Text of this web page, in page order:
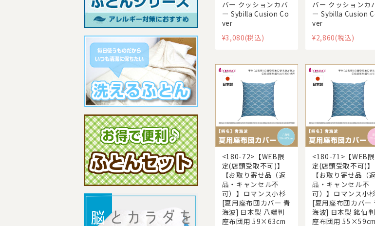
バー クッションカバ
ー Sybilla Cusion Co
ver
¥3,080(税込)
バー クッションカ
ー Sybilla Cusion
ver
¥2,860(税込)
<180-72>【WEB限
定(店頭受取不可)】
【お取り寄せ品（返
品・キャンセル不
可）】ロマンス小杉
[夏用座布団カバー 青
海波] 日本製 八端判
座布団用 59×63cm
<180-71>【WEB限
定(店頭受取不可)】
【お取り寄せ品（返
品・キャンセル不
可）】ロマンス小杉
[夏用座布団カバー
海波] 日本製 銘仙判
座布団用 55×59cm